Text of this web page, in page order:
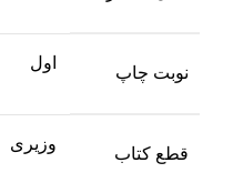
نوبت چاپ
اول
قطع کتاب
وزیری